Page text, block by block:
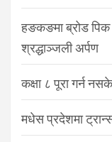
हङकङमा ब्रोड पिक
श्रद्धाञ्जली अर्पण
कक्षा ८ पूरा गर्न
मधेस प्रदेशमा